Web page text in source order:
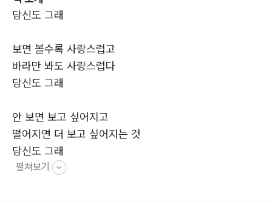
당신도 그래
보면 볼수록 사랑스럽고
바라만 봐도 사랑스럽다
당신도 그래
안 보면 보고 싶어지고
떨어지면 더 보고 싶어지는 것
당신도 그래
펼쳐보기